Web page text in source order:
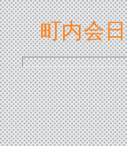
町内会